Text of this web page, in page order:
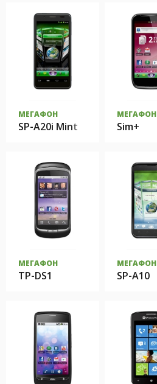
МЕГАФОН
SP-A20i Mint
МЕГАФОН
Sim+
МЕГАФОН
TP-DS1
МЕГАФОН
SP-A10